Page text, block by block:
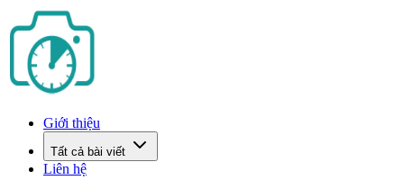
Giới thiệu
Tất cả bài viết
Liên hệ